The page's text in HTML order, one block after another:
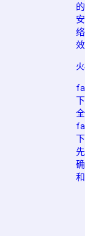
效